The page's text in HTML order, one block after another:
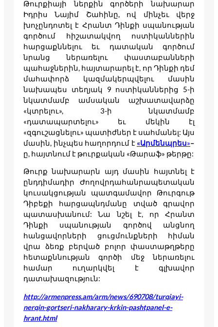
Թուրքիայի ներքին գործերի նախարար
Իդրիս Նայիմ Շահինը, ով մինչեւ վերջ
խոչընդոտել է Հրանտ Դինքի սպանության
գործում հիշատակվող ոստիկաններին
հարցաքննելու եւ դատական գործում
նրանց ներառելու փաստաբանների
պահաջներին, հայտարարել է, որ Դինքի դեմ
մահափորձ կազմակերպվելու մասին
նախապես տեղյակ 9 ոստիկաններից 5-ի
նկատմամբ ամսական աշխատավարձը
«կտրելու», 3-ի նկատմամբ
«դատապարտելու» եւ մեկին էլ
«զգուշացնելու» պատիժներ է սահմանել: Այս
մասին, ինչպես հաղորդում է «Արմենպրես»–
ը, հայտնում է թուրքական «Թարաֆ» թերթը:
Թուրք նախարարն այդ մասին հայտնել է
ընդդիմադիր Ժողովրդահանրապետական
կուսակցության պատգամավոր Թուրգութ
Դիբեքի հարցապնդմանը տված գրավոր
պատասխանում: Նա նշել է, որ Հրանտ
Դինքի սպանության գործով անցնող
հանցավորների ցուցմունքների հիման
վրա ձեռք բերված բոլոր փաստաթղթերը
հետաքննության գործի մեջ ներառելու
համար ուղարկվել է գլխավոր
դատախազություն:
http://armenpress.am/arm/news/690708/turqiayi-
nerqin-gortseri-nakharary-krkin-pashtpanel-e-
hrant.html